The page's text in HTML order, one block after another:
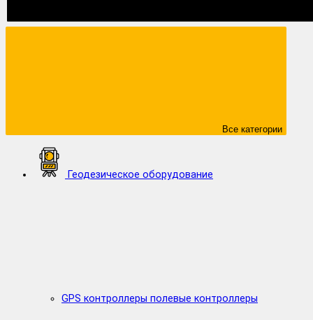
Все категории
Геодезическое оборудование
GPS контроллеры полевые контроллеры